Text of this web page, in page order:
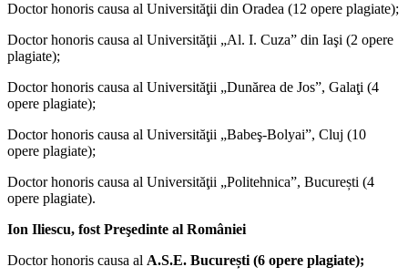
Doctor honoris causa al Universităţii din Oradea (12 opere plagiate);
Doctor honoris causa al Universităţii „Al. I. Cuza” din Iaşi (2 opere
plagiate);
Doctor honoris causa al Universităţii „Dunărea de Jos”, Galaţi (4
opere plagiate);
Doctor honoris causa al Universităţii „Babeş-Bolyai”, Cluj (10
opere plagiate);
Doctor honoris causa al Universităţii „Politehnica”, București (4
opere plagiate).
Ion Iliescu, fost Preşedinte al României
Doctor honoris causa al A.S.E. București (6 opere plagiate);